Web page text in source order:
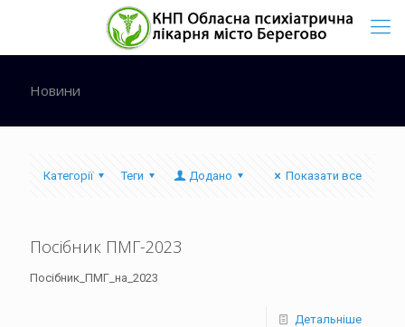
Новини
Категорії Теги Додано Показати все
Посібник ПМГ-2023
Посібник_ПМГ_на_2023
Детальніше